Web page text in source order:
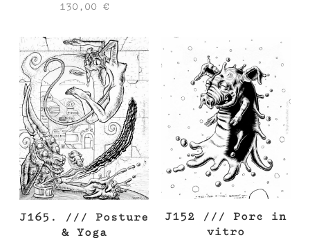
130,00 €
J165. /// Posture
& Yoga
J152 /// Porc in
vitro